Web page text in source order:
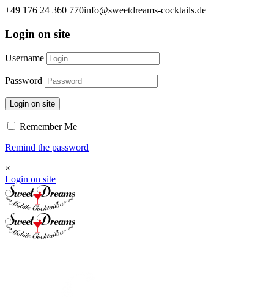
+49 176 24 360 770info@sweetdreams-cocktails.de
Login on site
Username
Password
Login on site
Remember Me
Remind the password
×
Login on site